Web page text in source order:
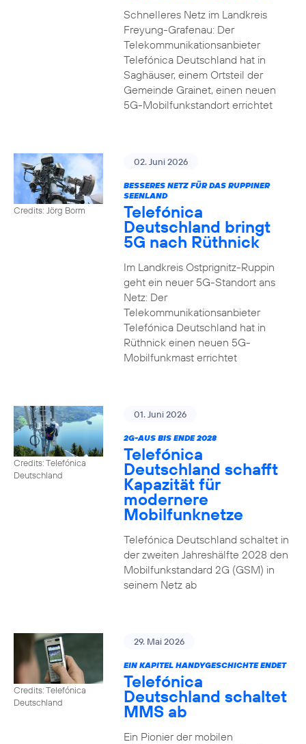
Schnelleres Netz im Landkreis
Freyung-Grafenau: Der
Telekommunikationsanbieter
Telefónica Deutschland hat in
Saghäuser, einem Ortsteil der
Gemeinde Grainet, einen neuen
5G-Mobilfunkstandort errichtet
Credits: Jörg Borm
02. Juni 2026
BESSERES NETZ FÜR DAS RUPPINER
SEENLAND
Telefónica
Deutschland bringt
5G nach Rüthnick
Im Landkreis Ostprignitz-Ruppin
geht ein neuer 5G-Standort ans
Netz: Der
Telekommunikationsanbieter
Telefónica Deutschland hat in
Rüthnick einen neuen 5G-
Mobilfunkmast errichtet
Credits: Telefónica
Deutschland
01. Juni 2026
2G-AUS BIS ENDE 2028
Telefónica
Deutschland schafft
Kapazität für
modernere
Mobilfunknetze
Telefónica Deutschland schaltet in
der zweiten Jahreshälfte 2028 den
Mobilfunkstandard 2G (GSM) in
seinem Netz ab
Credits: Telefónica
Deutschland
29. Mai 2026
EIN KAPITEL HANDYGESCHICHTE ENDET
Telefónica
Deutschland schaltet
MMS ab
Ein Pionier der mobilen